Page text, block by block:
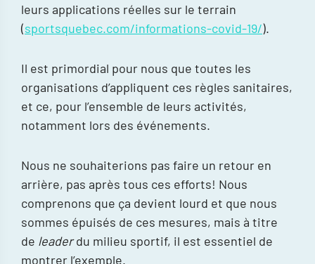
leurs applications réelles sur le terrain
(sportsquebec.com/informations-covid-19/).
Il est primordial pour nous que toutes les
organisations d’appliquent ces règles sanitaires,
et ce, pour l’ensemble de leurs activités,
notamment lors des événements.
Nous ne souhaiterions pas faire un retour en
arrière, pas après tous ces efforts! Nous
comprenons que ça devient lourd et que nous
sommes épuisés de ces mesures, mais à titre
de leaderdu milieu sportif, il est essentiel de
montrer l’exemple.